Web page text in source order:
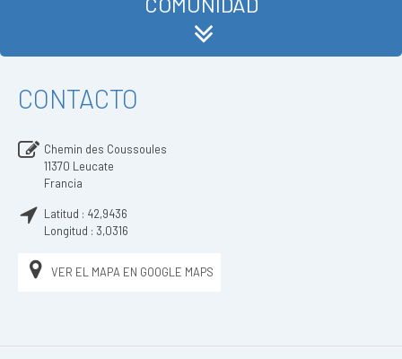
CONTACTO
Chemin des Coussoules
11370 Leucate
Francia
Latitud : 42,9436
Longitud : 3,0316
VER EL MAPA EN GOOGLE MAPS